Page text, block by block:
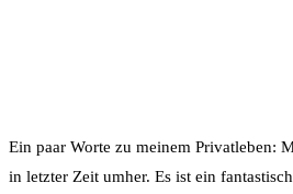
Ein paar Worte zu meinem Privatleben:
in letzter Zeit umher. Es ist ein